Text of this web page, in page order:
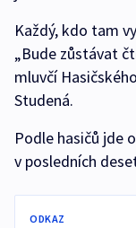
Každý, kdo tam
„Bude zůstávat
mluvčí
Studená.
Podle hasičů jde
v posledních
ODKAZ